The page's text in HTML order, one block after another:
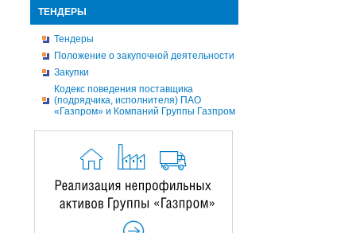
ТЕНДЕРЫ
Тендеры
Положение о закупочной деятельности
Закупки
Кодекс поведения поставщика
(подрядчика, исполнителя) ПАО
«Газпром» и Компаний Группы Газпром